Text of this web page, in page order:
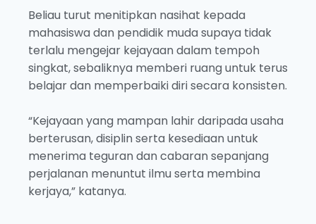
Beliau turut menitipkan nasihat kepada
mahasiswa dan pendidik muda supaya tidak
terlalu mengejar kejayaan dalam tempoh
singkat, sebaliknya memberi ruang untuk terus
belajar dan memperbaiki diri secara konsisten.
“Kejayaan yang mampan lahir daripada usaha
berterusan, disiplin serta kesediaan untuk
menerima teguran dan cabaran sepanjang
perjalanan menuntut ilmu serta membina
kerjaya,” katanya.